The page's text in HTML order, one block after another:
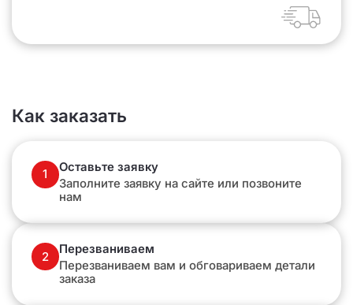
Как заказать
1
Оставьте заявку
Заполните заявку на сайте или позвоните
нам
2
Перезваниваем
Перезваниваем вам и обговариваем детали
заказа